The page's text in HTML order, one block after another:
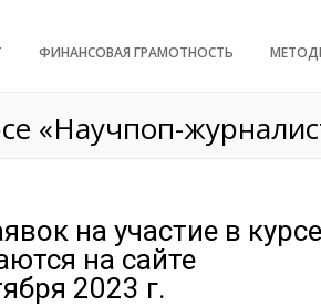
ФИНАНСОВАЯ ГРАМОТНОСТЬ
«Научпоп-
на участие в курсе
на сайте
2023 г.